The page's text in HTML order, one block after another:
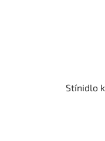
Stínidlo